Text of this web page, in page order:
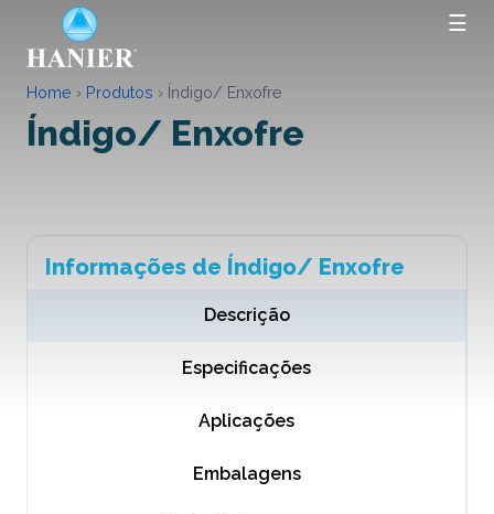
☰
Home › Produtos › Índigo/ Enxofre
Índigo/ Enxofre
Informações de Índigo/ Enxofre
Descrição
Especificações
Aplicações
Embalagens